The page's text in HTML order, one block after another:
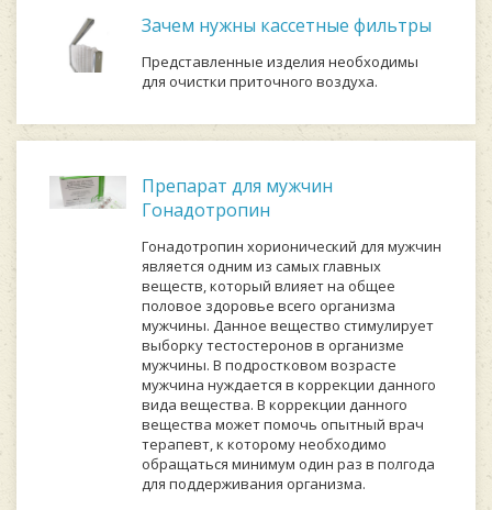
Зачем нужны кассетные фильтры
Представленные изделия необходимы
для очистки приточного воздуха.
Препарат для мужчин
Гонадотропин
Гонадотропин хорионический для мужчин
является одним из самых главных
веществ, который влияет на общее
половое здоровье всего организма
мужчины. Данное вещество стимулирует
выборку тестостеронов в организме
мужчины. В подростковом возрасте
мужчина нуждается в коррекции данного
вида вещества. В коррекции данного
вещества может помочь опытный врач
терапевт, к которому необходимо
обращаться минимум один раз в полгода
для поддерживания организма.